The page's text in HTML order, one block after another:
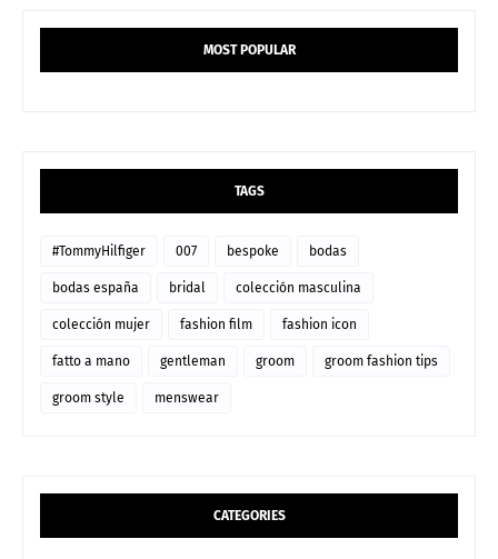
MOST POPULAR
TAGS
#TommyHilfiger 007 bespoke bodas
bodas españa bridal colección masculina
colección mujer fashion film fashion icon
fatto a mano gentleman groom groom fashion tips
groom style menswear
CATEGORIES